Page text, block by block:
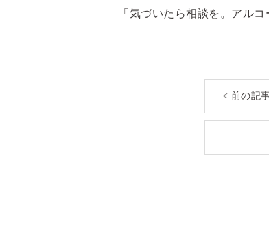
「気づいたら相談を。アル
< 前の記